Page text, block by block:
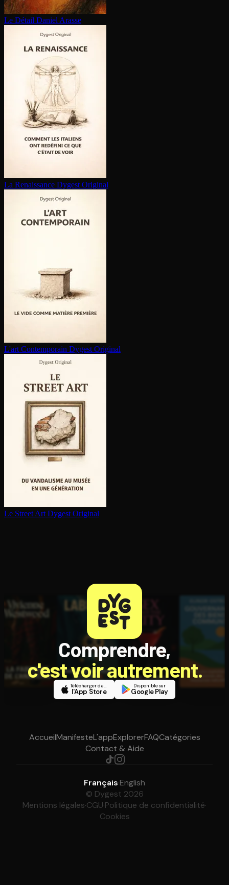
Le Détail Daniel Arasse
La Renaissance Dygest Original
L'art Contem­po­rain Dygest Original
Le Street Art Dygest Original
Comprendre,
c'est voir autrement.
Télécharger dans
l'App Store
Disponible sur
Google Play
AccueilManifesteL'appExplorerFAQCatégories
Contact & Aide
Français·English
© Dygest 2026
Mentions légales·CGU·Politique de confidentialité·
Cookies